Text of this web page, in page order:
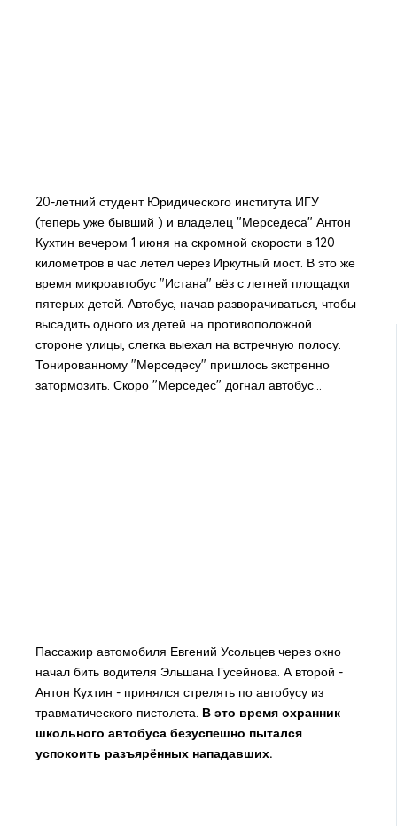
20-летний студент Юридического института ИГУ
(теперь уже бывший ) и владелец "Мерседеса" Антон
Кухтин вечером 1 июня на скромной скорости в 120
километров в час летел через Иркутный мост. В это же
время микроавтобус "Истана" вёз с летней площадки
пятерых детей. Автобус, начав разворачиваться, чтобы
высадить одного из детей на противоположной
стороне улицы, слегка выехал на встречную полосу.
Тонированному "Мерседесу" пришлось экстренно
затормозить. Скоро "Мерседес" догнал автобус…
Пассажир автомобиля Евгений Усольцев через окно
начал бить водителя Эльшана Гусейнова. А второй -
Антон Кухтин - принялся стрелять по автобусу из
травматического пистолета. В это время охранник
школьного автобуса безуспешно пытался
успокоить разъярённых нападавших.